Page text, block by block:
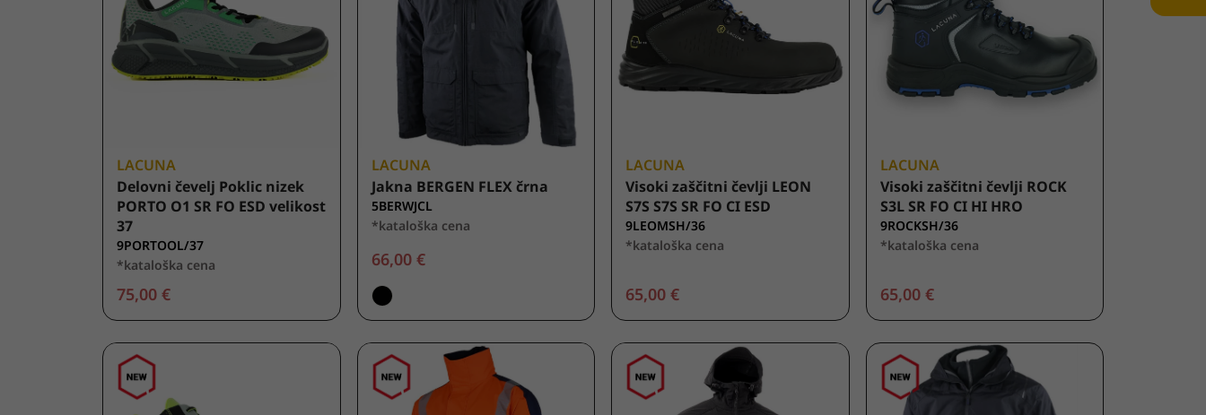
LACUNA
Delovni čevelj Poklic nizek
PORTO O1 SR FO ESD velikost
37
9PORTOOL/37
*kataloška cena
75,00 €
LACUNA
Jakna BERGEN FLEX črna
5BERWJCL
*kataloška cena
66,00 €
LACUNA
Visoki zaščitni čevlji LEON
S7S S7S SR FO CI ESD
9LEOMSH/36
*kataloška cena
65,00 €
LACUNA
Visoki zaščitni čevlji ROCK
S3L SR FO CI HI HRO
9ROCKSH/36
*kataloška cena
65,00 €